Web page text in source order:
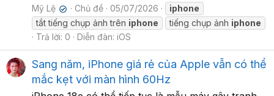
Mỹ Lệ ✔ Chủ đề 05/07/2026
iphone
tắt tiếng chụp ảnh trên iphone tiếng chụp ảnh iphone
Trả lời: 0
Diễn đàn: iOS
Sang năm, iPhone giá rẻ của Apple vẫn có thể
mắc kẹt với màn hình 60Hz